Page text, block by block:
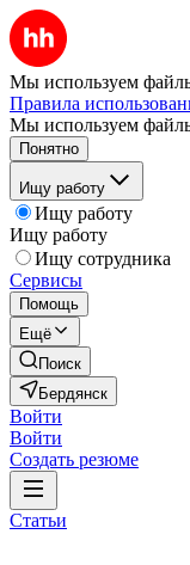
Мы используем
Правила
Мы используем
Понятно
Ищу работу
Ищу работу
Ищу работу
Ищу сотрудника
Сервисы
Помощь
Ещё
Поиск
Бердянск
Войти
Войти
Создать резюме
Статьи